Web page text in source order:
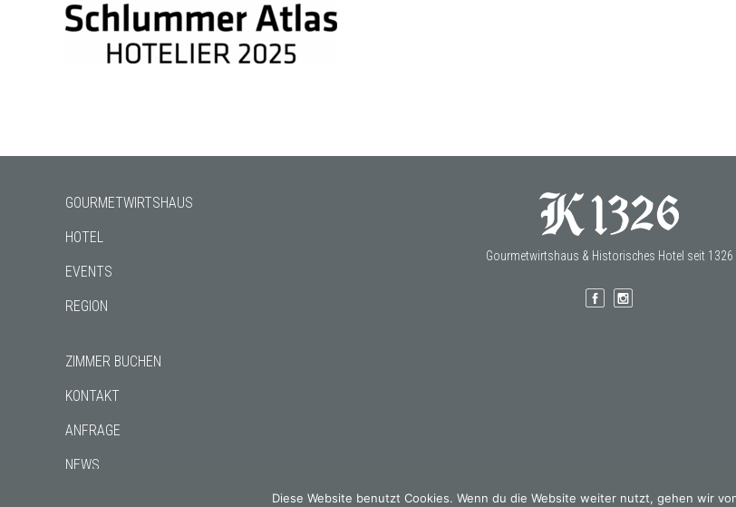
GOURMETWIRTSHAUS
HOTEL
EVENTS
REGION
ZIMMER BUCHEN
KONTAKT
ANFRAGE
NEWS
Gourmetwirtshaus & Historisches Hotel seit 1326
Diese Website benutzt Cookies. Wenn du die Website weiter nutzt, gehen wir